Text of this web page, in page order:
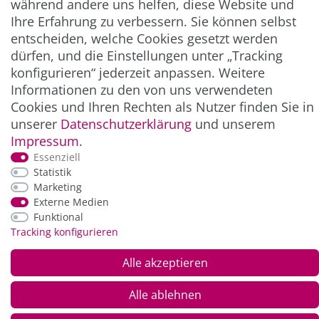
ZAHLUNG & VERSAND
*Alle Preise inkl. der gesetzl. MwSt. zzgl.
und Versandkosten
während andere uns helfen, diese Website und
Ihre Erfahrung zu verbessern. Sie können selbst
entscheiden, welche Cookies gesetzt werden
dürfen, und die Einstellungen unter „Tracking
konfigurieren“ jederzeit anpassen. Weitere
Informationen zu den von uns verwendeten
Cookies und Ihren Rechten als Nutzer finden Sie in
unserer Daten­schutz­erklärung und unserem
Impressum.
Essenziell
Statistik
Marketing
Externe Medien
Funktional
Tracking konfigurieren
Alle akzeptieren
Alle ablehnen
© Copyright 2026 Alle Rechte vorbehalten. |webshop by